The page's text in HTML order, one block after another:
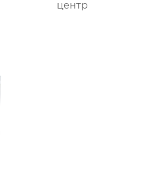
центр